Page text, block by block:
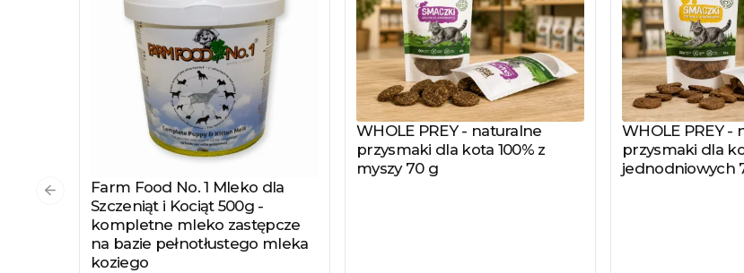
Zobacz produkt
Farm Food No. 1 Mleko dla
Szczeniąt i Kociąt 500g -
kompletne mleko zastępcze
na bazie pełnotłustego mleka
koziego
Zobacz produkt
WHOLE PREY - naturalne
przysmaki dla kota 100% z
myszy 70 g
Zobacz produkt
WHOLE PREY -
przysmaki dla
jednodniowych
Poprzedni slajd